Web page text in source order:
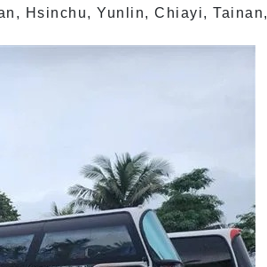
Hsinchu, Yunlin, Chiayi, Tainan,